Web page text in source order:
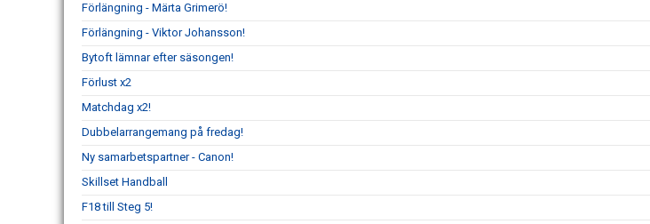
Förlängning - Märta Grimerö!
Förlängning - Viktor Johansson!
Bytoft lämnar efter säsongen!
Förlust x2
Matchdag x2!
Dubbelarrangemang på fredag!
Ny samarbetspartner - Canon!
Skillset Handball
F18 till Steg 5!